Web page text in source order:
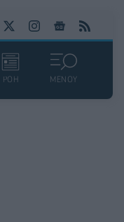
ΡΟΗ ΜΕΝΟΥ